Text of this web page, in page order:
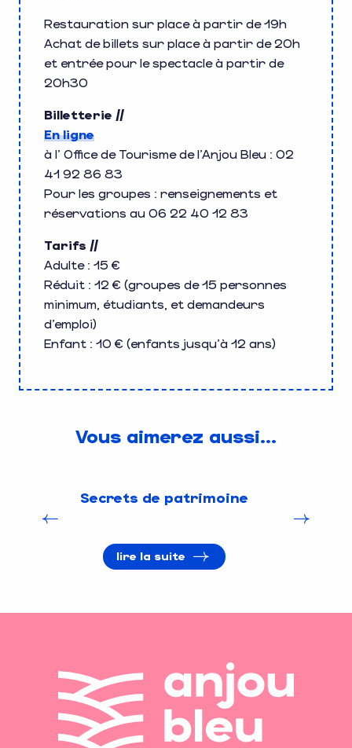
Restauration sur place à partir de 19h
Achat de billets sur place à partir de 20h
et entrée pour le spectacle à partir de
20h30
Billetterie //
En ligne
à l’ Office de Tourisme de l’Anjou Bleu : 02
41 92 86 83
Pour les groupes : renseignements et
réservations au 06 22 40 12 83
Tarifs //
Adulte : 15 €
Réduit : 12 € (groupes de 15 personnes
minimum, étudiants, et demandeurs
d’emploi)
Enfant : 10 € (enfants jusqu’à 12 ans)
Vous aimerez aussi...
Secrets de patrimoine
lire la suite